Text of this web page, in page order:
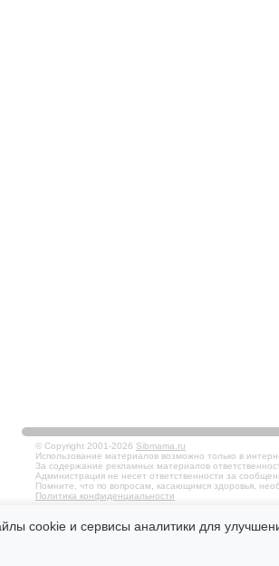
© Copyright 2001-2026 Sibmama.ru
Использование материалов возможно только в
За содержание рекламных материалов
Администрация не несет ответственности за
Помните, что по вопросам, касающимся здоровья,
Политика конфиденциальности
cookie и сервисы аналитики для